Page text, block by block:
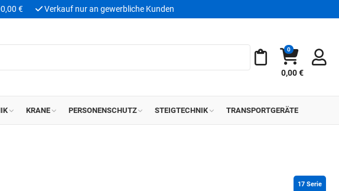
€ Verkauf nur an gewerbliche Kunden
Meine Merkliste
Warenkorb
0
0,00 €
KRANE PERSONENSCHUTZ STEIGTECHNIK TRANSPORTGERÄTE
17 Serie